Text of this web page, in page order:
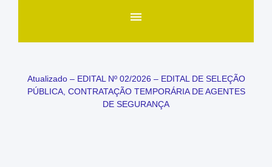
menu
Atualizado – EDITAL Nº 02/2026 – EDITAL DE SELEÇÃO
PÚBLICA, CONTRATAÇÃO TEMPORÁRIA DE AGENTES
DE SEGURANÇA